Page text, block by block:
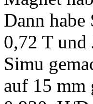
Dann
0,72 T und
Simu
auf 15 mm